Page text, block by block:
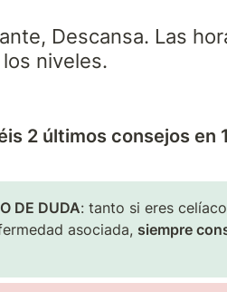
Descansa. Las
niveles.
2 últimos consejos en
DE DUDA: tanto si eres
asociada, siempre